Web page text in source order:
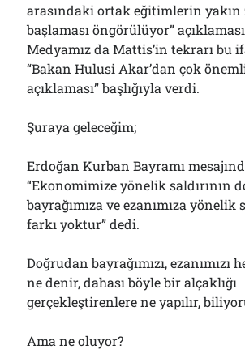
arasındaki ortak eğitimlerin yakın
başlaması öngörülüyor”
Medyamız da Mattis’in tekrarı bu
“Bakan Hulusi Akar’dan çok
açıklaması” başlığıyla verdi.
Şuraya geleceğim;
Erdoğan Kurban Bayramı
“Ekonomimize yönelik saldırının
bayrağımıza ve ezanımıza yönelik
farkı yoktur” dedi.
Doğrudan bayrağımızı, ezanımızı
ne denir, dahası böyle bir alçaklığı
gerçekleştirenlere ne yapılır,
Ama ne oluyor?